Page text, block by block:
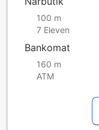
100 m
7 Eleven
Bankomat
160 m
ATM